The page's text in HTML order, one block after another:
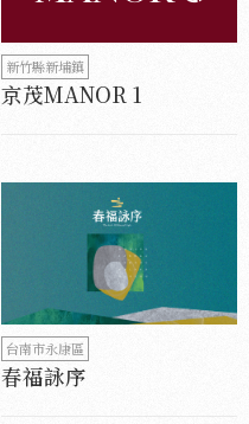
新竹縣新埔鎮
京茂MANOR 1
台南市永康區
春福詠序